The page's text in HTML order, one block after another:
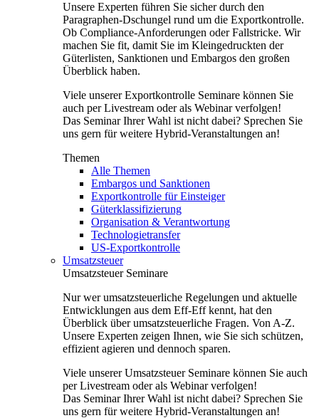
Unsere Experten führen Sie sicher durch den
Paragraphen-Dschungel rund um die Exportkontrolle.
Ob Compliance-Anforderungen oder Fallstricke. Wir
machen Sie fit, damit Sie im Kleingedruckten der
Güterlisten, Sanktionen und Embargos den großen
Überblick haben.
Viele unserer Exportkontrolle Seminare können Sie
auch per Livestream oder als Webinar verfolgen!
Das Seminar Ihrer Wahl ist nicht dabei? Sprechen Sie
uns gern für weitere Hybrid-Veranstaltungen an!
Themen
Alle Themen
Embargos und Sanktionen
Exportkontrolle für Einsteiger
Güterklassifizierung
Organisation & Verantwortung
Technologietransfer
US-Exportkontrolle
Umsatzsteuer
Umsatzsteuer Seminare
Nur wer umsatzsteuerliche Regelungen und aktuelle
Entwicklungen aus dem Eff-Eff kennt, hat den
Überblick über umsatzsteuerliche Fragen. Von A-Z.
Unsere Experten zeigen Ihnen, wie Sie sich schützen,
effizient agieren und dennoch sparen.
Viele unserer Umsatzsteuer Seminare können Sie auch
per Livestream oder als Webinar verfolgen!
Das Seminar Ihrer Wahl ist nicht dabei? Sprechen Sie
uns gern für weitere Hybrid-Veranstaltungen an!